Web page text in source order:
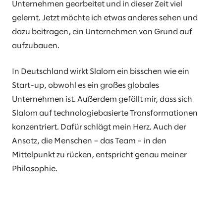
Unternehmen gearbeitet und in dieser Zeit viel
gelernt. Jetzt möchte ich etwas anderes sehen und
dazu beitragen, ein Unternehmen von Grund auf
aufzubauen.
In Deutschland wirkt Slalom ein bisschen wie ein
Start-up, obwohl es ein großes globales
Unternehmen ist. Außerdem gefällt mir, dass sich
Slalom auf technologiebasierte Transformationen
konzentriert. Dafür schlägt mein Herz. Auch der
Ansatz, die Menschen – das Team – in den
Mittelpunkt zu rücken, entspricht genau meiner
Philosophie.